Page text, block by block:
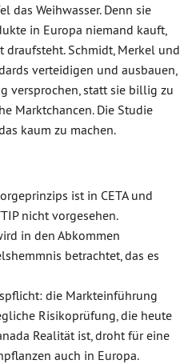
das Weihwasser. Denn sie
in Europa niemand kauft,
Schmidt, Merkel und
verteidigen und ausbauen,
versprochen, statt sie billig zu
Marktchancen. Die Studie
kaum zu machen.
ist in CETA und
nicht vorgesehen.
in den Abkommen
betrachtet, das es
die Markteinführung
Risikoprüfung, die heute
Realität ist, droht für eine
auch in Europa.